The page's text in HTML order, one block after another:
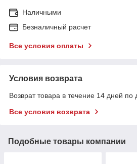
Наличными
Безналичный расчет
Все условия оплаты
Условия возврата
Возврат товара в течение 14 дней по
Все условия возврата
Подобные товары компании